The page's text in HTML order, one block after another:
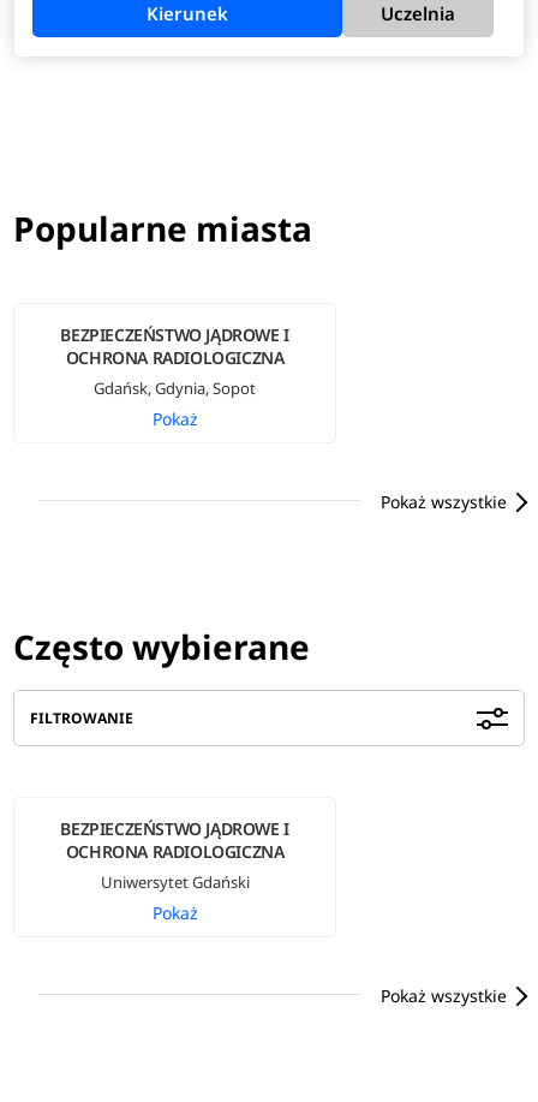
Kierunek Uczelnia
Popularne miasta
BEZPIECZEŃSTWO JĄDROWE I
OCHRONA RADIOLOGICZNA
Gdańsk, Gdynia, Sopot
Pokaż
Pokaż wszystkie
Często wybierane
FILTROWANIE
BEZPIECZEŃSTWO JĄDROWE I
OCHRONA RADIOLOGICZNA
Uniwersytet Gdański
Pokaż
Pokaż wszystkie